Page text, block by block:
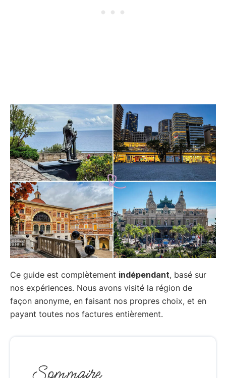
Ce guide est complètement indépendant, basé sur
nos expériences. Nous avons visité la région de
façon anonyme, en faisant nos propres choix, et en
payant toutes nos factures entièrement.